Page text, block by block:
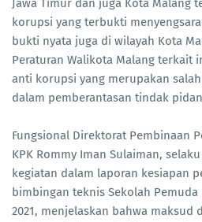
Jawa Timur dan juga Kota Malang
korupsi yang terbukti
bukti nyata juga di wilayah Kota
Peraturan Walikota Malang terkait
anti korupsi yang merupakan
dalam pemberantasan tindak
Fungsional Direktorat Pembinaan
KPK Rommy Iman Sulaiman,
kegiatan dalam laporan kesiapan
bimbingan teknis Sekolah Pemuda
2021, menjelaskan bahwa maksud